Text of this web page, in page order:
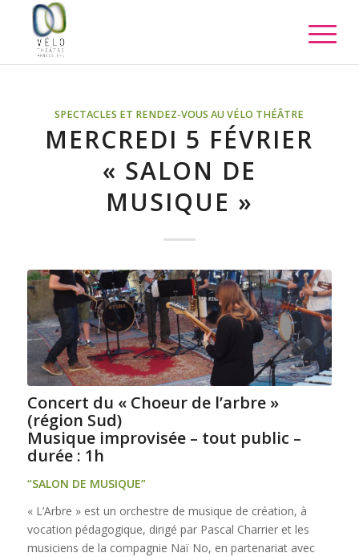
SPECTACLES ET RENDEZ-VOUS AU VÉLO THÉÂTRE
MERCREDI 5 FÉVRIER
« SALON DE
MUSIQUE »
Concert du « Choeur de l’arbre »
(région Sud)
Musique improvisée – tout public –
durée : 1h
“SALON DE MUSIQUE”
« L’Arbre » est un orchestre de musique de création, à
vocation pédagogique, dirigé par Pascal Charrier et les
musiciens de la compagnie Naï No, en partenariat avec